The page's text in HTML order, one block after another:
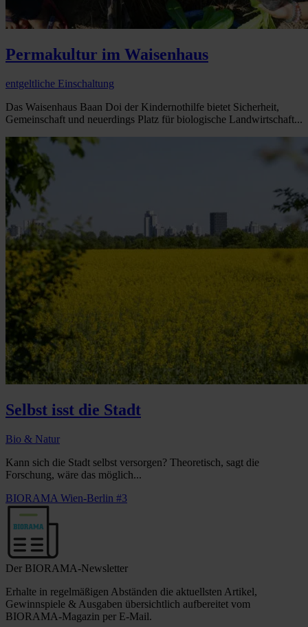
Permakultur im Waisenhaus
entgeltliche Einschaltung
Das Waisenhaus Baan Doi der Kindernothilfe bietet Sicherheit,
Gemeinschaft und neuerdings Platz für biologische Landwirtschaft...
Selbst isst die Stadt
Bio & Natur
Kann sich die Stadt selbst versorgen? Theoretisch, sagt die
Forschung, wäre das möglich...
BIORAMA Wien-Berlin #3
Der BIORAMA-Newsletter
Erhalte in regelmäßigen Abständen die aktuellsten Artikel,
Gewinnspiele & Ausgaben übersichtlich aufbereitet vom
BIORAMA-Magazin per E-Mail.